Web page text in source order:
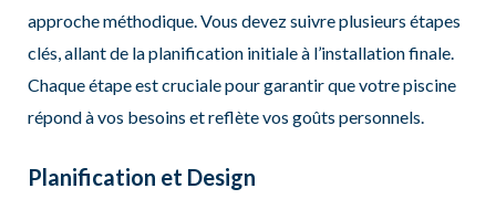
approche méthodique. Vous devez suivre plusieurs étapes
clés, allant de la planification initiale à l’installation finale.
Chaque étape est cruciale pour garantir que votre piscine
répond à vos besoins et reflète vos goûts personnels.
Planification et Design